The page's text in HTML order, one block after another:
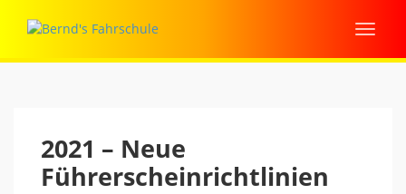
2021 – Neue
Führerscheinrichtlinien